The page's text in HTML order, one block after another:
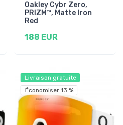
Oakley Cybr Zero,
PRIZM™, Matte Iron
Red
188 EUR
Livraison gratuite
Économiser 13 %